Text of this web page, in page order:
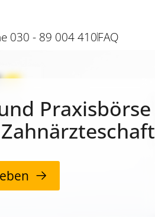
030 - 89 004 410FAQ